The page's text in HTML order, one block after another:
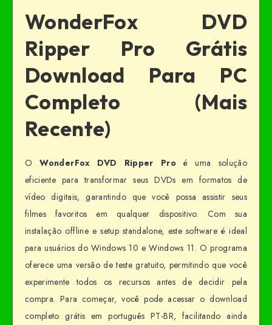
WonderFox DVD
Ripper Pro Grátis
Download Para PC
Completo (Mais
Recente)
OWonderFox DVD Ripper Proé uma solução
eficiente para transformar seus DVDs em formatos de
vídeo digitais, garantindo que você possa assistir seus
filmes favoritos em qualquer dispositivo. Com sua
instalação offline e setup standalone, este software é ideal
para usuários do Windows 10 e Windows 11. O programa
oferece uma versão de teste gratuito, permitindo que você
experimente todos os recursos antes de decidir pela
compra. Para começar, você pode acessar o download
completo grátis em português PT-BR, facilitando ainda